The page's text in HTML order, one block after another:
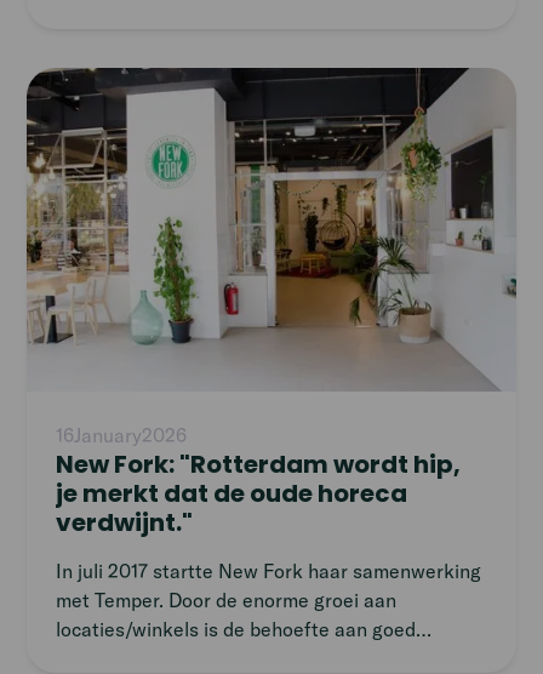
mensen nodig hebben en de volgende dag geen
één. Door het platform van Temper kunnen we
flexibel klussen plaatsen wanneer het nodig is.”
16January2026
New Fork: "Rotterdam wordt hip,
je merkt dat de oude horeca
verdwijnt."
In juli 2017 startte New Fork haar samenwerking
met Temper. Door de enorme groei aan
locaties/winkels is de behoefte aan goed
Read
article